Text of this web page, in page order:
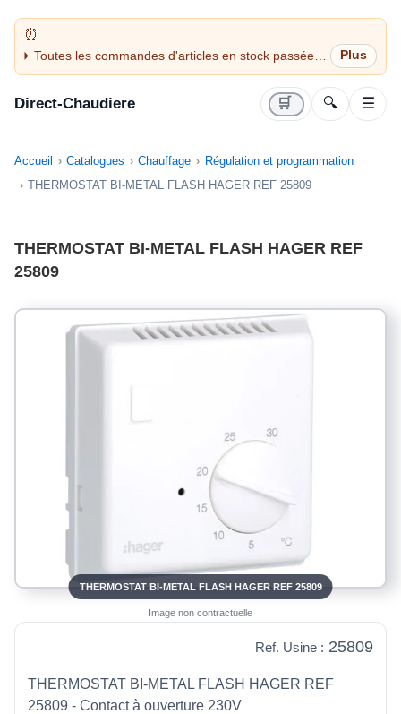
Toutes les commandes d'articles en stock passées
avant 14H sont expédiées le jour même (jours
Direct-Chaudiere 🛒 🔍 ☰
Accueil Catalogues Chauffage
Régulation et programmation
THERMOSTAT BI-METAL FLASH HAGER REF 25809
THERMOSTAT BI-METAL FLASH HAGER REF
25809
THERMOSTAT BI-METAL FLASH HAGER REF 25809
Image non contractuelle
Ref. Usine : 25809
THERMOSTAT BI-METAL FLASH HAGER REF
25809 - Contact à ouverture 230V